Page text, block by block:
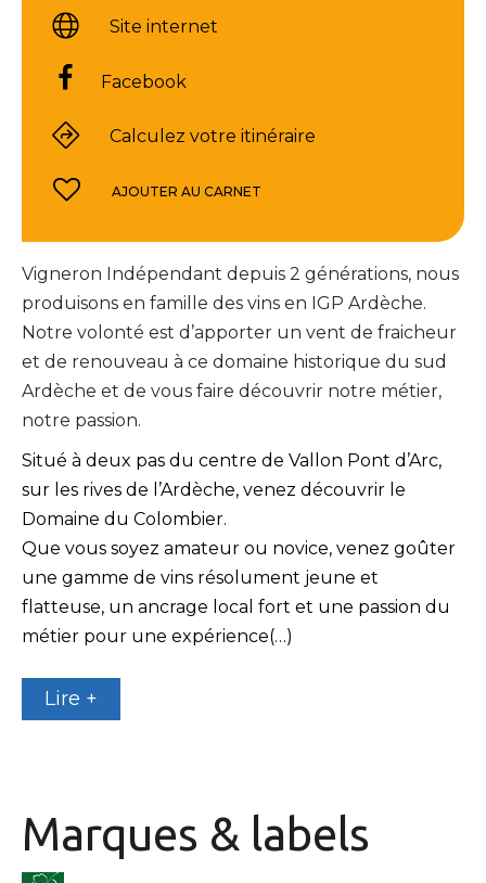
Vigneron Indépendant depuis 2 générations, nous
produisons en famille des vins en IGP Ardèche.
Notre volonté est d’apporter un vent de fraicheur
et de renouveau à ce domaine historique du sud
Ardèche et de vous faire découvrir notre métier,
notre passion.
Situé à deux pas du centre de Vallon Pont d’Arc,
sur les rives de l’Ardèche, venez découvrir le
Domaine du Colombier.
Que vous soyez amateur ou novice, venez goûter
une gamme de vins résolument jeune et
flatteuse, un ancrage local fort et une passion du
métier pour une expérience(…)
Lire +
Marques & labels
Site internet
Facebook
Calculez votre itinéraire
AJOUTER AU CARNET